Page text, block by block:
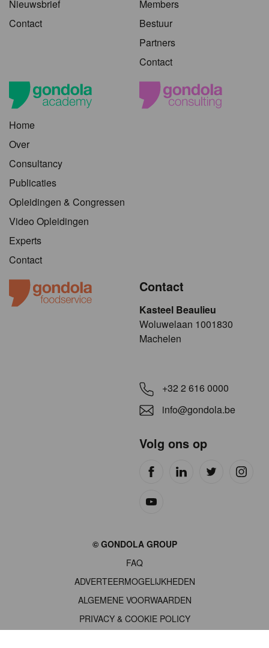
Nieuwsbrief
Contact
Members
Bestuur
Partners
Contact
Home
Over
Consultancy
Publicaties
Opleidingen & Congressen
Video Opleidingen
Experts
Contact
Contact
Kasteel Beaulieu
​​​Woluwelaan 1001830
Machelen
+32 2 616 0000
info@gondola.be
Volg ons op
© GONDOLA GROUP
FAQ
ADVERTEERMOGELIJKHEDEN
ALGEMENE VOORWAARDEN
PRIVACY & COOKIE POLICY